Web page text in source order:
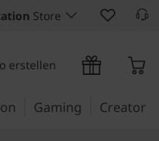
Store
erstellen
Gaming Creator